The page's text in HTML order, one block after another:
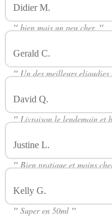
Didier M.
"bien mais un peu cher."
Gerald C.
"Un des meilleurs
David Q.
"Livraison le lendemain et
Justine L.
"Bien pratique et moins
Kelly G.
" Super en 50ml "